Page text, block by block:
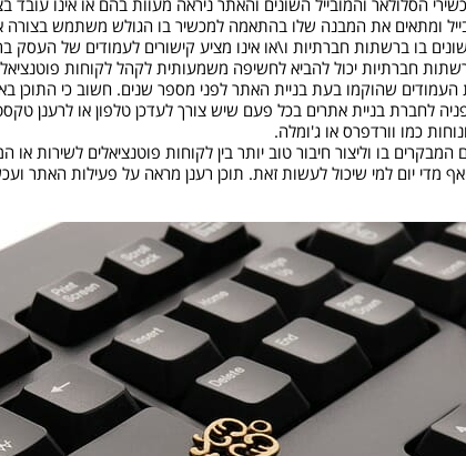
הסלולאר והמובייל השונים והאתר ניראה מעוות בהם או אינו עובד
ומתאים את המבנה שלו בהתאמה למכשיר בו הגולש משתמש בצורה
בו ברשתות חברתיות ו\או אינו מציע קישורים לעמודים של העסק
חברתיות יכול להביא לחשיפה משמעותית לקהל לקוחות
העמודים שהוקמו בעת בניית האתר לפני מספר שנים. חשוב כי התוכן
לחברת בניית אתרים בכל פעם שיש צורך לעדכן טלפון או לרענן
כמו וורדפרס או ג'ומלה.
המבקרים בו וליצור חיבור טוב יותר בין לקוחות פוטנציאלים לשירות
יום למי שיכול לעשות זאת. תוכן רענן מראה על פעילות האתר